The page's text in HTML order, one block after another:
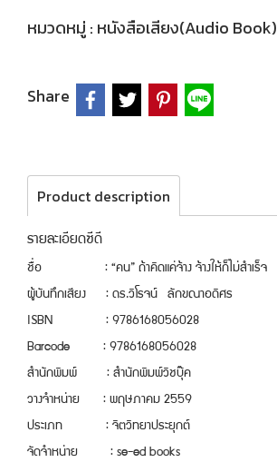
หมวดหมู่ : หนังสือเสียง(Audio Book)
Share
Product description
รายละเอียดซีดี
ชื่อ : “คน” ถ้าคิดแค่จ้าง จ้างให้ก็ไม่สำเร็จ
ผู้บันทึกเสียง : ดร.วิโรจน์ ลักขณาอดิศร
ISBN : 9786168056028
Barcode : 9786168056028
สำนักพิมพ์ : สำนักพิมพ์วิชบุ๊ค
วางจำหน่าย : พฤษภาคม 2559
ประเภท : จิตวิทยาประยุกต์
จัดจำหน่าย : se-ed books